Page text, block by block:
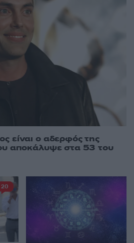
είναι ο αδερφός της
αποκάλυψε στα 53 του
20